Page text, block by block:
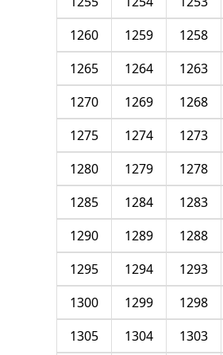
1258
1259
1260
1263
1264
1265
1268
1269
1270
1273
1274
1275
1278
1279
1280
1283
1284
1285
1288
1289
1290
1293
1294
1295
1298
1299
1300
1303
1304
1305